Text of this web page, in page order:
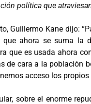
política que
Guillermo Kane dijo:
que ahora se suma la
que es usada ahora
de cara a la población
acceso los
sobre el enorme